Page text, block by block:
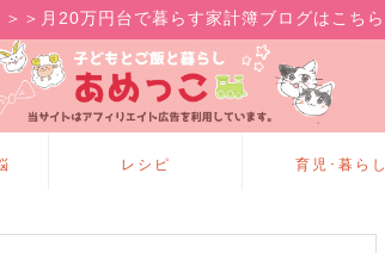
＞月20万円台で暮らす家計簿ブログはこちら
レシピ 育児･暮らし